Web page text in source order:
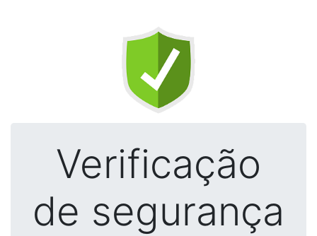
Verificação
de segurança